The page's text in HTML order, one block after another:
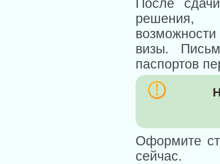
После
решения,
визы.
паспортов
Оформите
сейчас.